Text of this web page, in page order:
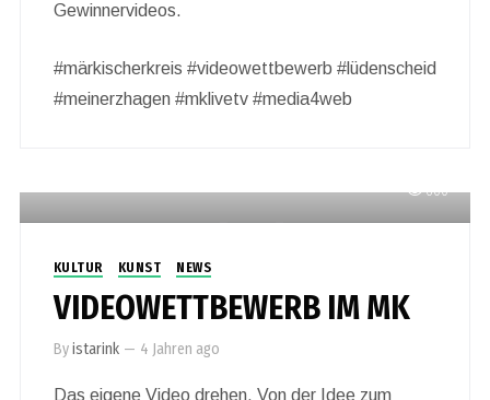
Gewinnervideos.
#märkischerkreis #videowettbewerb #lüdenscheid
#meinerzhagen #mklivetv #media4web
600
KULTUR KUNST NEWS
VIDEOWETTBEWERB IM MK
Byistarink — 4 Jahren ago
Das eigene Video drehen. Von der Idee zum